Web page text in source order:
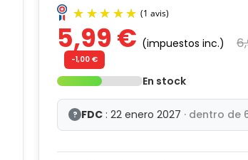
5,99 € (impuestos inc.)
-1,00 €
En stock
? FDC : 22 enero 2027 · dentro de